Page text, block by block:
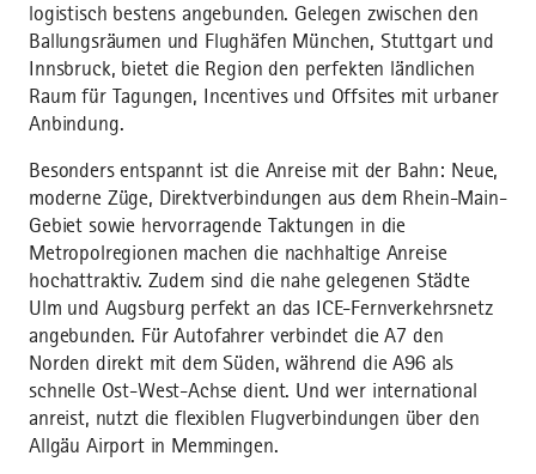
logistisch bestens angebunden. Gelegen zwischen den
Ballungsräumen und Flughäfen München, Stuttgart und
Innsbruck, bietet die Region den perfekten ländlichen
Raum für Tagungen, Incentives und Offsites mit urbaner
Anbindung.
Besonders entspannt ist die Anreise mit der Bahn: Neue,
moderne Züge, Direktverbindungen aus dem Rhein-Main-
Gebiet sowie hervorragende Taktungen in die
Metropolregionen machen die nachhaltige Anreise
hochattraktiv. Zudem sind die nahe gelegenen Städte
Ulm und Augsburg perfekt an das ICE-Fernverkehrsnetz
angebunden. Für Autofahrer verbindet die A7 den
Norden direkt mit dem Süden, während die A96 als
schnelle Ost-West-Achse dient. Und wer international
anreist, nutzt die flexiblen Flugverbindungen über den
Allgäu Airport in Memmingen.